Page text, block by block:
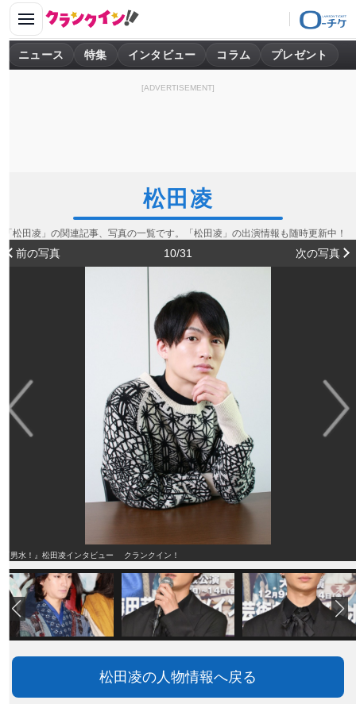
ニュース 特集 インタビュー コラム プレゼント
[ADVERTISEMENT]
松田凌
「松田凌」の関連記事、写真の一覧です。「松田凌」の出演情報も随時更新中！
前の写真 10/31 次の写真
『男水！』松田凌インタビュー クランクイン！
松田凌の人物情報へ戻る